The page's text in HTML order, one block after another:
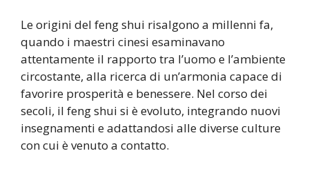
Le origini del feng shui risalgono a millenni fa,
quando i maestri cinesi esaminavano
attentamente il rapporto tra l’uomo e l’ambiente
circostante, alla ricerca di un’armonia capace di
favorire prosperità e benessere. Nel corso dei
secoli, il feng shui si è evoluto, integrando nuovi
insegnamenti e adattandosi alle diverse culture
con cui è venuto a contatto.